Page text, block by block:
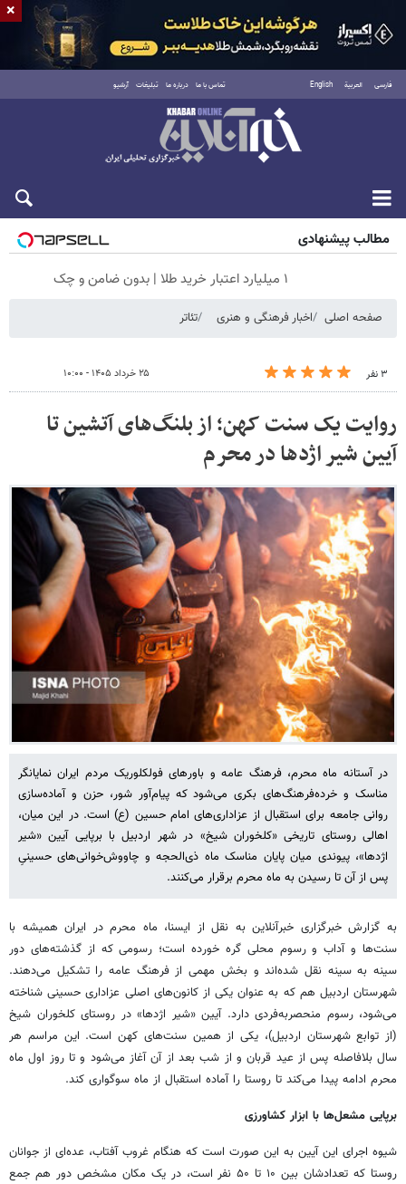
فارسی العربية English تماس با ما درباره ما تبلیغات آرشیو
جمعه ۱۶ مرداد ۱۴۰۵
مطالب پیشنهادی
۱ میلیارد اعتبار خرید طلا | بدون ضامن و چک
صفحه اصلی اخبار فرهنگی و هنری تئاتر
۳ نفر ۲۵ خرداد ۱۴۰۵ - ۱۰:۰۰
روایت یک سنت کهن؛ از بلنگ‌های آتشین تا
آیین شیر اژدها در محرم
در آستانه ماه محرم، فرهنگ عامه و باورهای فولکلوریک مردم ایران نمایانگر
مناسک و خرده‌فرهنگ‌های بکری می‌شود که پیام‌آور شور، حزن و آماده‌سازی
روانی جامعه برای استقبال از عزاداری‌های امام حسین (ع) است. در این میان،
اهالی روستای تاریخی «کلخوران شیخ» در شهر اردبیل با برپایی آیین «شیر
اژدها»، پیوندی میان پایان مناسک ماه ذی‌الحجه و چاووش‌خوانی‌های حسینیِ
پس از آن تا رسیدن به ماه محرم برقرار می‌کنند.
​به گزارش خبرگزاری خبرآنلاین به نقل از ایسنا، ماه محرم در ایران همیشه با
سنت‌ها و آداب و رسوم محلی گره خورده است؛ رسومی که از گذشته‌های دور
سینه به سینه نقل شده‌اند و بخش مهمی از فرهنگ عامه را تشکیل می‌دهند.
شهرستان اردبیل هم که به عنوان یکی از کانون‌های اصلی عزاداری حسینی شناخته
می‌شود، رسوم منحصربه‌فردی دارد. آیین «شیر اژدها» در روستای کلخوران شیخ
(از توابع شهرستان اردبیل)، یکی از همین سنت‌های کهن است. این مراسم هر
سال بلافاصله پس از عید قربان و از شب بعد از آن آغاز می‌شود و تا روز اول ماه
محرم ادامه پیدا می‌کند تا روستا را آماده استقبال از ماه سوگواری کند.
​برپایی مشعل‌ها با ابزار کشاورزی
​شیوه اجرای این آیین به این صورت است که هنگام غروب آفتاب، عده‌ای از جوانان
روستا که تعدادشان بین ۱۰ تا ۵۰ نفر است، در یک مکان مشخص دور هم جمع
×